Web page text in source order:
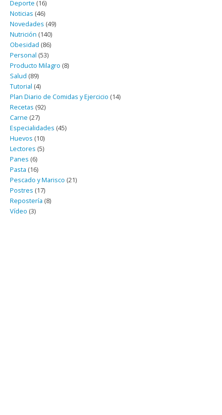
Deporte (16)
Noticias (46)
Novedades (49)
Nutrición (140)
Obesidad (86)
Personal (53)
Producto Milagro (8)
Salud (89)
Tutorial (4)
Plan Diario de Comidas y Ejercicio (14)
Recetas (92)
Carne (27)
Especialidades (45)
Huevos (10)
Lectores (5)
Panes (6)
Pasta (16)
Pescado y Marisco (21)
Postres (17)
Repostería (8)
Vídeo (3)